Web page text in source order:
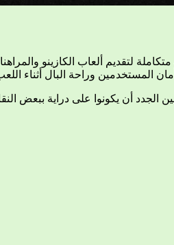
الجدد أن يكونوا على دراية ببعض